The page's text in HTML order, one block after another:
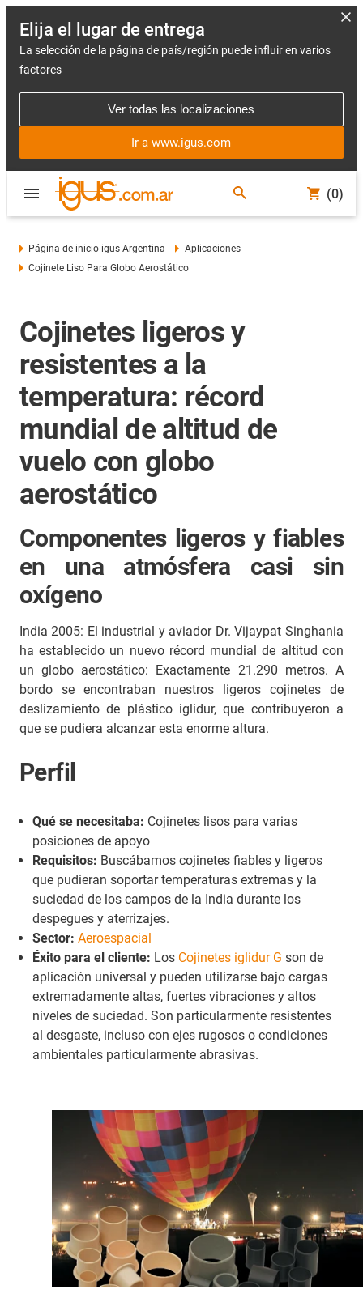
Elija el lugar de entrega
La selección de la página de país/región puede influir en varios
factores
Ver todas las localizaciones
Ir a www.igus.com
(0)
Página de inicio igus Argentina
Aplicaciones
Cojinete Liso Para Globo Aerostático
Cojinetes ligeros y
resistentes a la
temperatura: récord
mundial de altitud de
vuelo con globo
aerostático
Componentes ligeros y fiables
en una atmósfera casi sin
oxígeno
India 2005: El industrial y aviador Dr. Vijaypat Singhania
ha establecido un nuevo récord mundial de altitud con
un globo aerostático: Exactamente 21.290 metros. A
bordo se encontraban nuestros ligeros cojinetes de
deslizamiento de plástico iglidur, que contribuyeron a
que se pudiera alcanzar esta enorme altura.
Perfil
Qué se necesitaba: Cojinetes lisos para varias
posiciones de apoyo
Requisitos: Buscábamos cojinetes fiables y ligeros
que pudieran soportar temperaturas extremas y la
suciedad de los campos de la India durante los
despegues y aterrizajes.
Sector: Aeroespacial
Éxito para el cliente: Los Cojinetes iglidur G son de
aplicación universal y pueden utilizarse bajo cargas
extremadamente altas, fuertes vibraciones y altos
niveles de suciedad. Son particularmente resistentes
al desgaste, incluso con ejes rugosos o condiciones
ambientales particularmente abrasivas.